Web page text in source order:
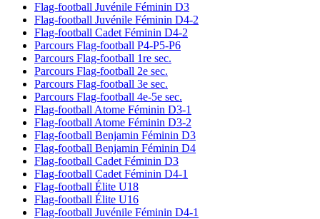
Flag-football Juvénile Féminin D3
Flag-football Juvénile Féminin D4-2
Flag-football Cadet Féminin D4-2
Parcours Flag-football P4-P5-P6
Parcours Flag-football 1re sec.
Parcours Flag-football 2e sec.
Parcours Flag-football 3e sec.
Parcours Flag-football 4e-5e sec.
Flag-football Atome Féminin D3-1
Flag-football Atome Féminin D3-2
Flag-football Benjamin Féminin D3
Flag-football Benjamin Féminin D4
Flag-football Cadet Féminin D3
Flag-football Cadet Féminin D4-1
Flag-football Élite U18
Flag-football Élite U16
Flag-football Juvénile Féminin D4-1